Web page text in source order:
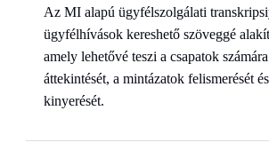
Az MI alapú ügyfélszolgálati
ügyfélhívások kereshető szöveggé
amely lehetővé teszi a csapatok
áttekintését, a mintázatok felismerését
kinyerését.